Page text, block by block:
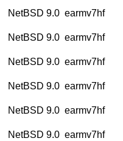
NetBSD 9.0 earmv7hf
NetBSD 9.0 earmv7hf
NetBSD 9.0 earmv7hf
NetBSD 9.0 earmv7hf
NetBSD 9.0 earmv7hf
NetBSD 9.0 earmv7hf